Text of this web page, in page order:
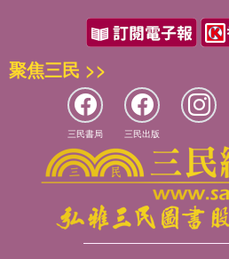
聚焦三民 >>
三民書局 三民出版